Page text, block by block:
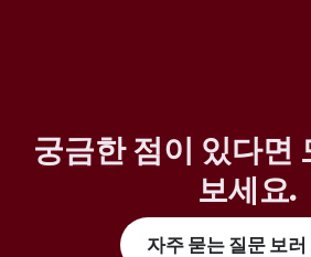
궁금한 점이 있다면
보세요.
자주 묻는 질문 보러